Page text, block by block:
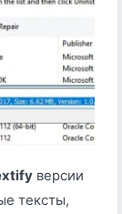
версии
тексты,